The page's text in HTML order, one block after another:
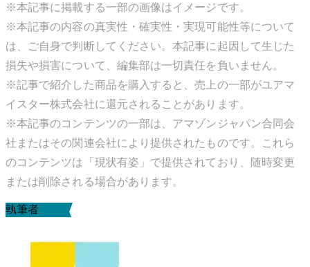
※本記事に掲載する一部の画像はイメージです。
※本記事の内容の真実性・確実性・実現可能性等について
は、ご自身で判断してください。本記事に起因して生じた
損失や損害について、編集部は一切責任を負いません。
※記事で紹介した商品を購入すると、売上の一部がユアマ
イスター株式会社に還元されることがあります。
※本記事のコンテンツの一部は、アマゾンジャパン合同会
社またはその関連会社により提供されたものです。これら
のコンテンツは「現状有姿」で提供されており、随時変更
または削除される場合があります。
執筆者